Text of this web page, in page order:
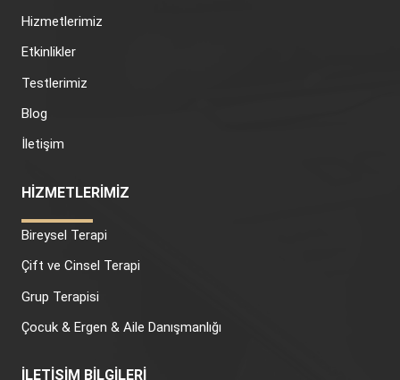
Hizmetlerimiz
Etkinlikler
Testlerimiz
Blog
İletişim
HİZMETLERİMİZ
Bireysel Terapi
Çift ve Cinsel Terapi
Grup Terapisi
Çocuk & Ergen & Aile Danışmanlığı
İLETİŞİM BİLGİLERİ